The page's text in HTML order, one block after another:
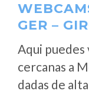
GER –
Aqui puedes
cercanas a
dadas de